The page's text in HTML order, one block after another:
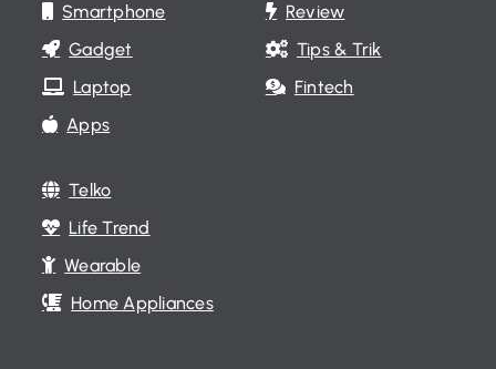
Smartphone
Gadget
Laptop
Apps
Review
Tips & Trik
Fintech
Telko
Life Trend
Wearable
Home Appliances